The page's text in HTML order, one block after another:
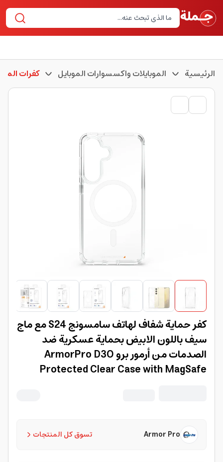
الرئيسية الموبايلات واكسسوارات الموبايل كفرات
كفر حماية شفاف لهاتف سامسونج S24 مع ماج
سيف باللون الابيض بحماية عسكرية ضد
الصدمات من أرمور برو ArmorPro D3O
Protected Clear Case with MagSafe
تسوق كل المنتجات Armor Pro